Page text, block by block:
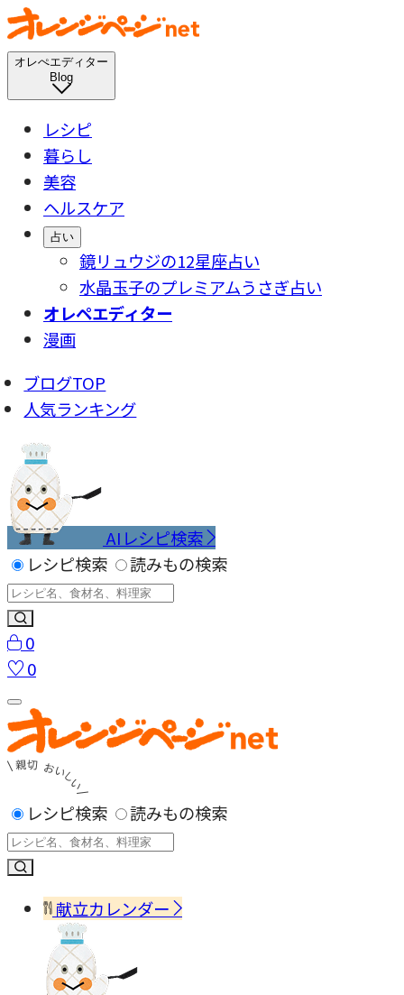
オレぺエディター
Blog
レシピ
暮らし
美容
ヘルスケア
占い
鏡リュウジの12星座占い
水晶玉子のプレミアムうさぎ占い
オレペエディター
漫画
ブログTOP
人気ランキング
AIレシピ検索
レシピ検索
読みもの検索
0
0
レシピ検索 読みもの検索
献立カレンダー